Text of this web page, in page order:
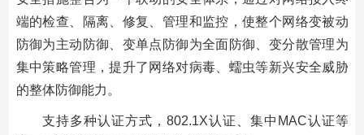
端的检查、隔离、修复、管理和监控，使整个网络变被动
防御为主动防御、变单点防御为全面防御、变分散管理为
集中策略管理，提升了网络对病毒、蠕虫等新兴安全威胁
的整体防御能力。
支持多种认证方式，802.1X认证、集中MAC认证等